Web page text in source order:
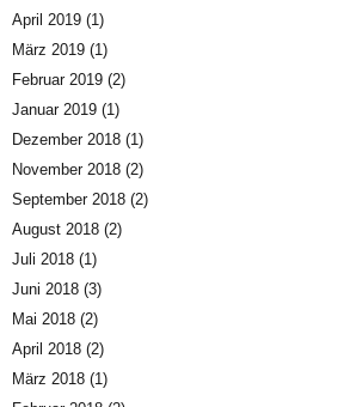
April 2019 (1)
März 2019 (1)
Februar 2019 (2)
Januar 2019 (1)
Dezember 2018 (1)
November 2018 (2)
September 2018 (2)
August 2018 (2)
Juli 2018 (1)
Juni 2018 (3)
Mai 2018 (2)
April 2018 (2)
März 2018 (1)